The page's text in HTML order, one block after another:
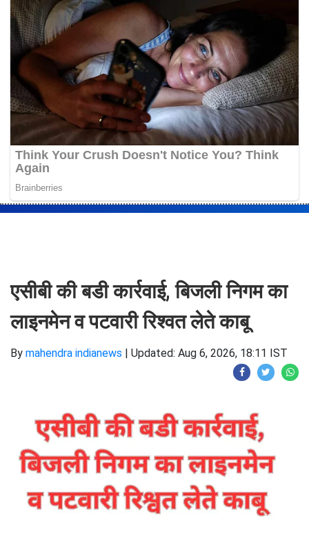
एसीबी की बडी कार्रवाई, बिजली निगम का
लाइनमेन व पटवारी रिश्वत लेते काबू
By mahendra indianews Updated: Aug 6, 2026, 18:11 IST